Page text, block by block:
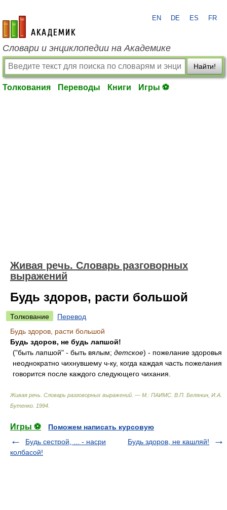
academic.ru
EN DE ES FR
Словари и энциклопедии на Академике
Найти!
Толкования Переводы Книги Игры ⚽
Живая речь. Словарь разговорных
выражений
Будь здоров, расти большой
Толкование
Перевод
Будь здоров, расти большой
Будь здоров, не будь лапшой!
("быть лапшой" - быть вялым; детское) - пожелание здоровья
неоднократно чихнувшему ч-ку, когда каждая часть пожелания
говорится после каждого следующего чихания.
Живая речь. Словарь разговорных выражений. — М.: ПАИМС В.П. Белянин, И.А.
Бутенко 1994
Игры ⚽
Поможем написать курсовую
Будь сестрой, ... - насри
колбасой!
Будь здоров, не кашляй!